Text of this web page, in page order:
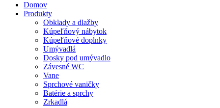
Domov
Produkty
Obklady a dlažby
Kúpeľňový nábytok
Kúpeľňové doplnky
Umývadlá
Dosky pod umývadlo
Závesné WC
Vane
Sprchové vaničky
Batérie a sprchy
Zrkadlá